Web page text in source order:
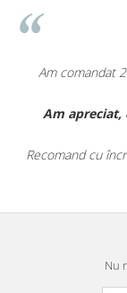
Am comandat
Am apreciat,
Recomand cu
Nu